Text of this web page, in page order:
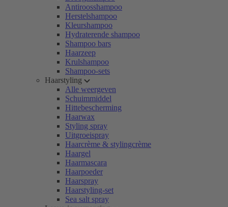
Antiroosshampoo
Herstelshampoo
Kleurshampoo
Hydraterende shampoo
Shampoo bars
Haarzeep
Krulshampoo
Shampoo-sets
Haarstyling
Alle weergeven
Schuimmiddel
Hittebescherming
Haarwax
Styling spray
Uitgroeispray
Haarcrème & stylingcrème
Haargel
Haarmascara
Haarpoeder
Haarspray
Haarstyling-set
Sea salt spray